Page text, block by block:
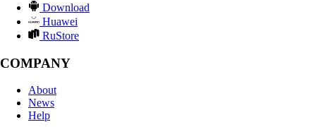
Download
Huawei
RuStore
COMPANY
About
News
Help